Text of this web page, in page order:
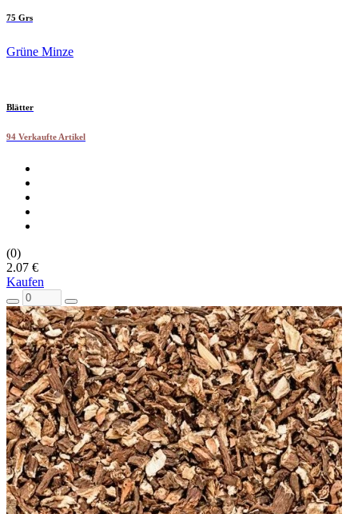
75 Grs
Grüne Minze
Blätter
94 Verkaufte Artikel
(0)
2.07 €
Kaufen